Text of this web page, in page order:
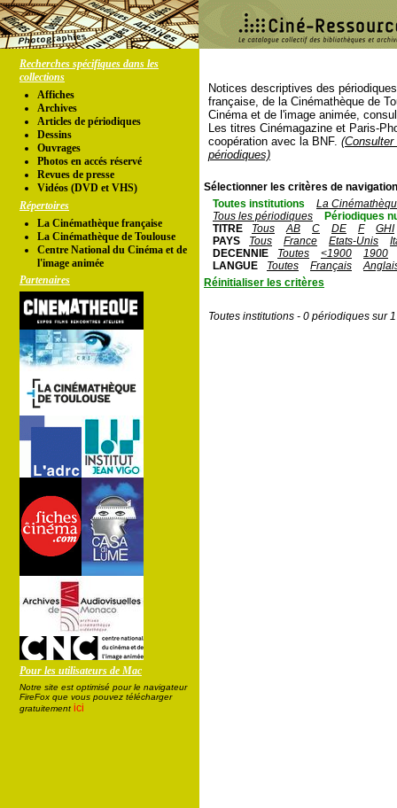
Recherches spécifiques dans les
collections
Affiches
Archives
Articles de périodiques
Dessins
Ouvrages
Photos en accés réservé
Revues de presse
Vidéos (DVD et VHS)
Répertoires
La Cinémathèque française
La Cinémathèque de Toulouse
Centre National du Cinéma et de
l'image animée
Partenaires
Pour les utilisateurs de Mac
Notre site est optimisé pour le navigateur
FireFox que vous pouvez télécharger
gratuitement ici
Notices descriptives des
française, de la Cinémathèque de
Cinéma et de l'image animée,
Les titres Cinémagazine et Paris-
coopération avec la BNF.
périodiques)
Sélectionner les critères de
Toutes institutions
La
Tous les périodiques
Périodiques
TITRE
Tous AB C DE F
GHI
PAYS
Tous France Etats-Unis
DECENNIE
Toutes <1900
1900
LANGUE
Toutes Français
Réinitialiser les critères
Toutes institutions - 0 périodiques sur